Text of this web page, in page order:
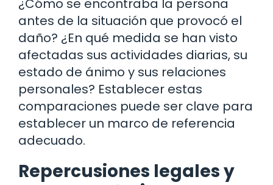
¿Cómo se encontraba la persona
antes de la situación que provocó el
daño? ¿En qué medida se han visto
afectadas sus actividades diarias, su
estado de ánimo y sus relaciones
personales? Establecer estas
comparaciones puede ser clave para
establecer un marco de referencia
adecuado.
Repercusiones legales y